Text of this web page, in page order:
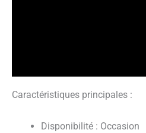
Caractéristiques principales :
Disponibilité : Occasion